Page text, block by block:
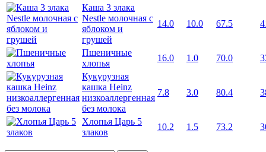
Каша 3 злака
Nestle молочная с
яблоком и
грушей
14.0 10.0 67.5
Пшеничные
хлопья
16.0 1.0 70.0
Кукурузная
кашка Heinz
низкоаллергенная
без молока
7.8 3.0 80.4
Хлопья Царь 5
злаков
10.2 1.5 73.2